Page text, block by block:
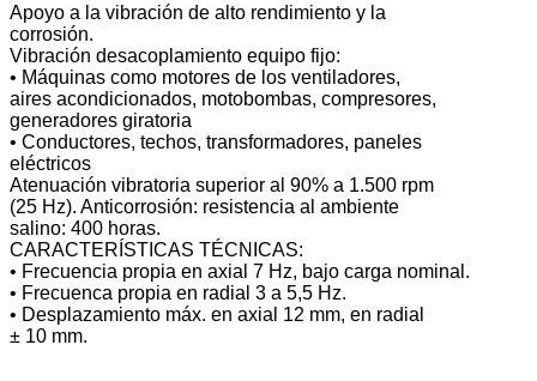
Apoyo a la vibración de alto rendimiento y la
corrosión.
Vibración desacoplamiento equipo fijo:
• Máquinas como motores de los ventiladores,
aires acondicionados, motobombas, compresores,
generadores giratoria
• Conductores, techos, transformadores, paneles
eléctricos
Atenuación vibratoria superior al 90% a 1.500 rpm
(25 Hz). Anticorrosión: resistencia al ambiente
salino: 400 horas.
CARACTERÍSTICAS TÉCNICAS:
• Frecuencia propia en axial 7 Hz, bajo carga nominal.
• Frecuenca propia en radial 3 a 5,5 Hz.
• Desplazamiento máx. en axial 12 mm, en radial
± 10 mm.